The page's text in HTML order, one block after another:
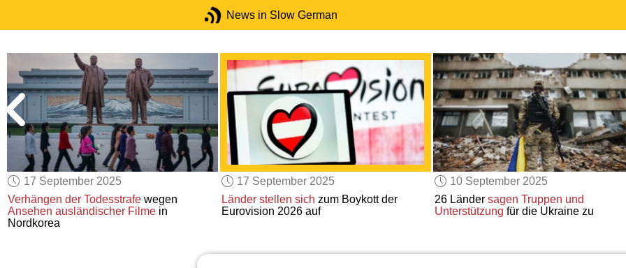
News in Slow German
17 September 2025
Verhängen der Todesstrafe wegen
Ansehen ausländischer Filme in
Nordkorea
17 September 2025
Länder stellen sich zum Boykott der
Eurovision 2026 auf
10 September 2025
26 Länder sagen Truppen und
Unterstützung für die Ukraine zu